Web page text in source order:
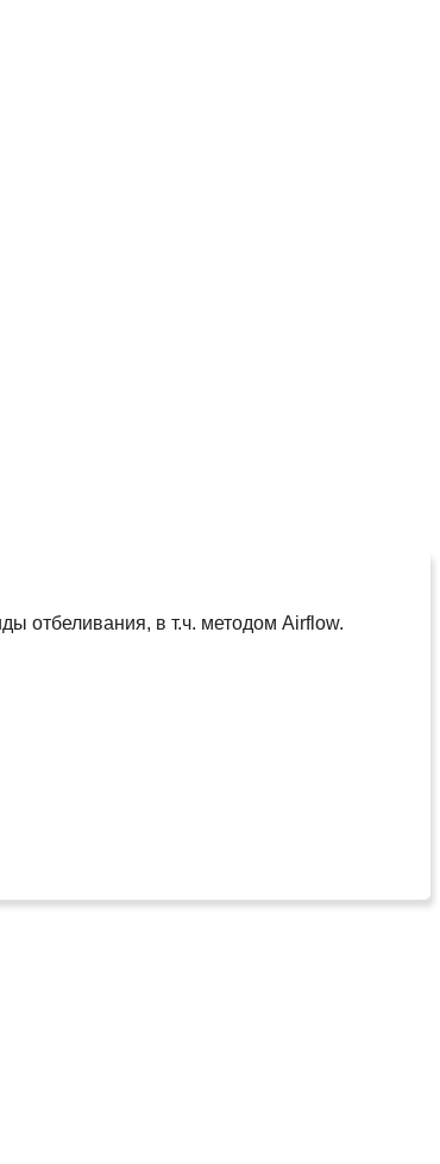
отбеливания, в т.ч. методом Airflow.